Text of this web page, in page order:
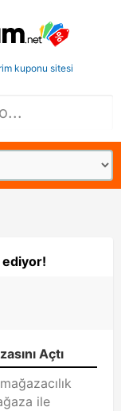
kuponu sitesi
ediyor!
Açtı
ile